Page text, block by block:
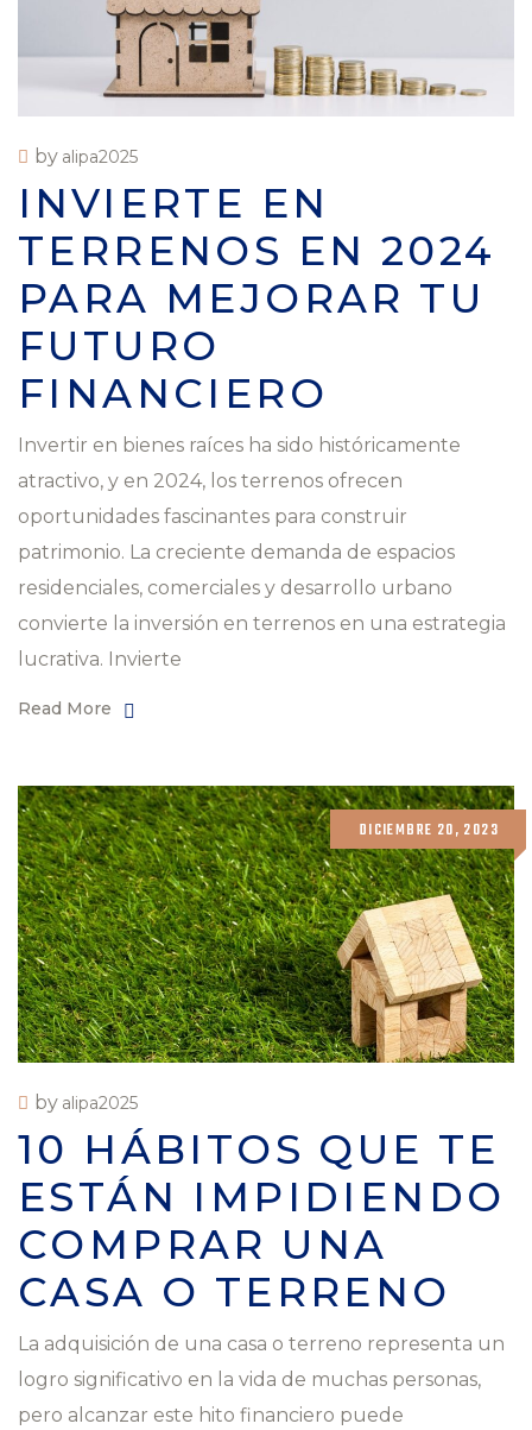
by alipa2025
INVIERTE EN
TERRENOS EN 2024
PARA MEJORAR TU
FUTURO
FINANCIERO
Invertir en bienes raíces ha sido históricamente
atractivo, y en 2024, los terrenos ofrecen
oportunidades fascinantes para construir
patrimonio. La creciente demanda de espacios
residenciales, comerciales y desarrollo urbano
convierte la inversión en terrenos en una estrategia
lucrativa. Invierte
Read More
DICIEMBRE 20, 2023
by alipa2025
10 HÁBITOS QUE TE
ESTÁN IMPIDIENDO
COMPRAR UNA
CASA O TERRENO
La adquisición de una casa o terreno representa un
logro significativo en la vida de muchas personas,
pero alcanzar este hito financiero puede